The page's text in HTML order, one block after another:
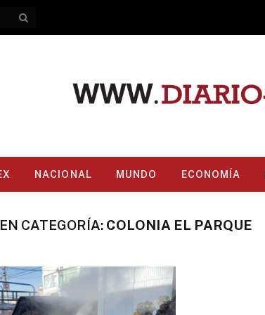
NACIONAL MUNDO ECONOMÍA
CATEGORÍA: COLONIA EL PARQUE